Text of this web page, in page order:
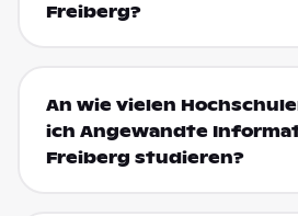
Freiberg?
An wie vielen
ich Angewandte
Freiberg studieren?